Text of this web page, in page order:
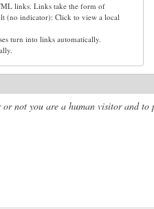
links. Links take the form of
(no indicator): Click to view a local
turn into links automatically.
not you are a human visitor and to